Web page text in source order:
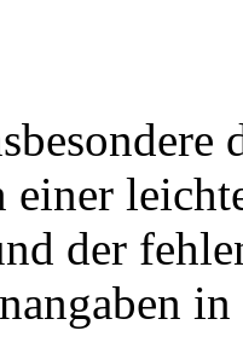
einer
der